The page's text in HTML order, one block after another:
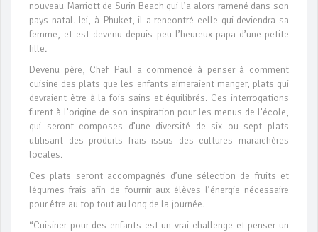
nouveau Marriott de Surin Beach qui l’a alors ramené dans son
pays natal. Ici, à Phuket, il a rencontré celle qui deviendra sa
femme, et est devenu depuis peu l’heureux papa d’une petite
fille.
Devenu père, Chef Paul a commencé à penser à comment
cuisine des plats que les enfants aimeraient manger, plats qui
devraient être à la fois sains et équilibrés. Ces interrogations
furent à l’origine de son inspiration pour les menus de l’école,
qui seront composes d’une diversité de six ou sept plats
utilisant des produits frais issus des cultures maraichères
locales.
Ces plats seront accompagnés d’une sélection de fruits et
légumes frais afin de fournir aux élèves l’énergie nécessaire
pour être au top tout au long de la journée.
“Cuisiner pour des enfants est un vrai challenge et penser un